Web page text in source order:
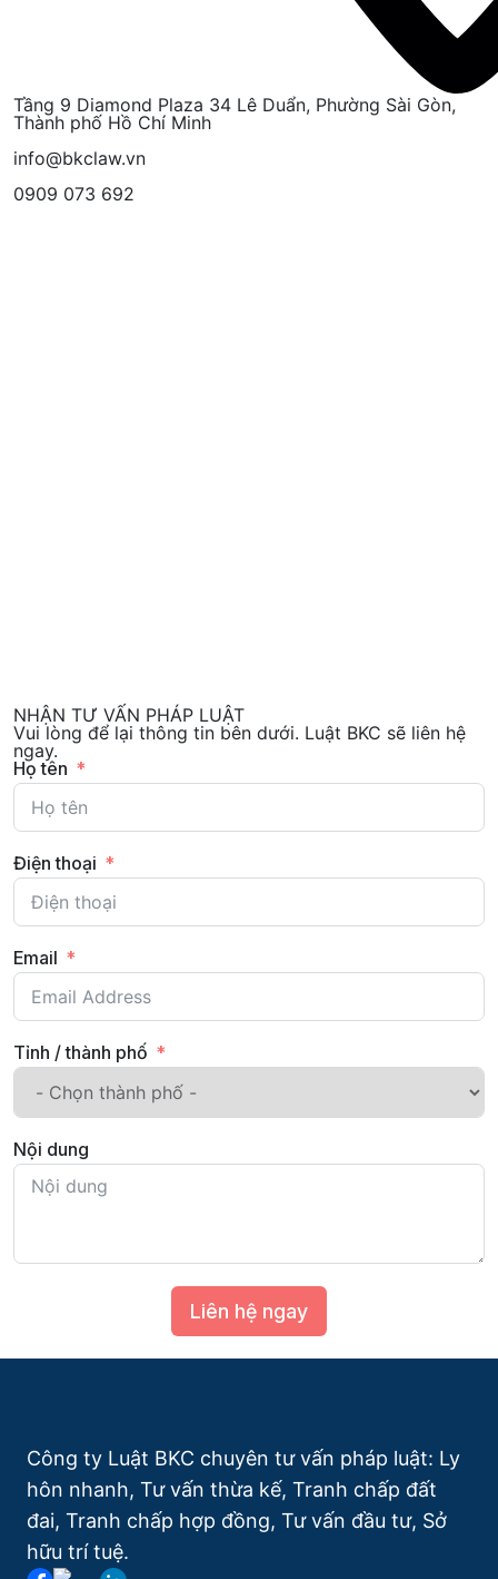
Tầng 9 Diamond Plaza 34 Lê Duẩn, Phường Sài Gòn,
Thành phố Hồ Chí Minh
info@bkclaw.vn
0909 073 692
NHẬN TƯ VẤN PHÁP LUẬT
Vui lòng để lại thông tin bên dưới. Luật BKC sẽ liên hệ
ngay.
Họ tên
Điện thoại
Email
Tỉnh / thành phố
Nội dung
Liên hệ ngay
Công ty Luật BKC chuyên tư vấn pháp luật: Ly
hôn nhanh, Tư vấn thừa kế, Tranh chấp đất
đai, Tranh chấp hợp đồng, Tư vấn đầu tư, Sở
hữu trí tuệ.